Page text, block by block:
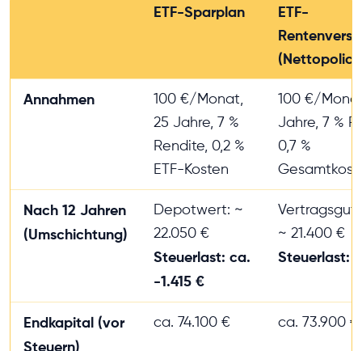
ETF-Sparplan
ETF-
Annahmen
100 €/Monat,
25 Jahre, 7 %
Rendite, 0,2 %
ETF-Kosten
100 €/
Jahre, 7 %
0,7 %
Nach 12 Jahren
(Umschichtung)
Depotwert: ~
22.050 €
Steuerlast: ca.
-1.415 €
~ 21.400 €
Steuerlast:
Endkapital (vor
Steuern)
ca. 74.100 € ca. 73.900 €